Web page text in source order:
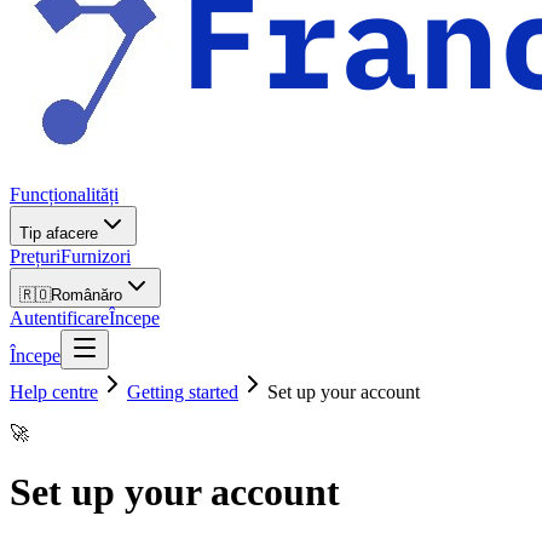
Funcționalități
Tip afacere
PrețuriFurnizori
🇷🇴Românăro
AutentificareÎncepe
Începe
Help centre
Getting started
Set up your account
🚀
Set up your account